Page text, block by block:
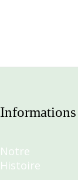
Informations
Notre
Histoire